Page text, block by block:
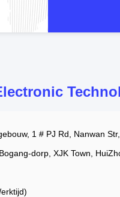
1 # PJ Rd, Nanwan
dorp, XJK Town,